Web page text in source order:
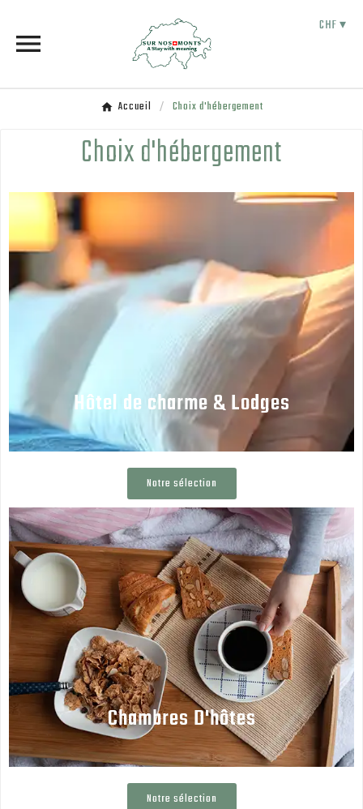
CHF ▾

Accueil Choix d'hébergement
Choix d'hébergement
Hôtel de charme & Lodges
Notre sélection
Chambres D'hôtes
Notre sélection